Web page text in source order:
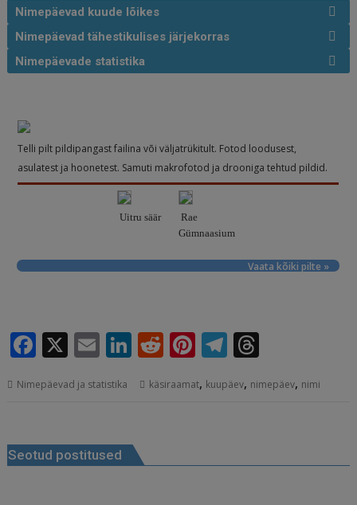
Nimepäevad kuude lõikes
Nimepäevad tähestikulises järjekorras
Nimepäevade statistika
Telli pilt pildipangast failina või väljatrükitult. Fotod loodusest,
asulatest ja hoonetest. Samuti makrofotod ja drooniga tehtud pildid.
Uitru säär
Rae
Gümnaasium
Vaata kõiki pilte »
F
c
b
o
X E
ai
Li
k
dI
n
R
d
Pi
te
st
T
e
m
r
d
Nimepäevad ja statistika käsiraamat, kuupäev, nimepäev, nimi
Seotud postitused